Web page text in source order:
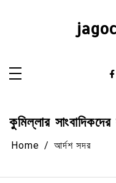
কুমিল্লার
Home আর্দশ সদর